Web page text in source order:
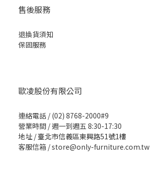
售後服務
退換貨須知
保固服務
歐凌股份有限公司
連絡電話 / (02) 8768-2000#9
營業時間 / 週一到週五 8:30-17:30
地址 /臺北市信義區東興路51號1樓
客服信箱 / store@only-furniture.com.tw